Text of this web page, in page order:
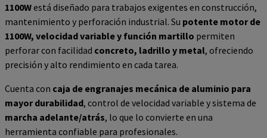
1100Westá diseñado para trabajos exigentes en construcción,
mantenimiento y perforación industrial. Su potente motor de
1100W, velocidad variable y función martillo permiten
perforar con facilidad concreto, ladrillo y metal, ofreciendo
precisión y alto rendimiento en cada tarea.
Cuenta con caja de engranajes mecánica de aluminio para
mayor durabilidad, control de velocidad variable y sistema de
marcha adelante/atrás, lo que lo convierte en una
herramienta confiable para profesionales.